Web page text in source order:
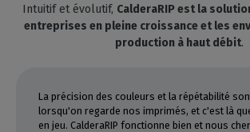
Intuitif et évolutif, CalderaRIP est la
entreprises en pleine croissance et les
production à haut débit.
La précision des couleurs et la répétabilité
lorsqu'on regarde nos imprimés, et c'est là
en jeu. CalderaRIP fonctionne bien et nous